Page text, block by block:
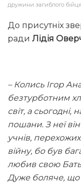
дружини загиблого
До присутніх
ради Лідія
– Колись Ігор
безтурботним
світ, а
пошани. З неї
учнів,
війну, бо був
любив свою
Дуже боляче, що